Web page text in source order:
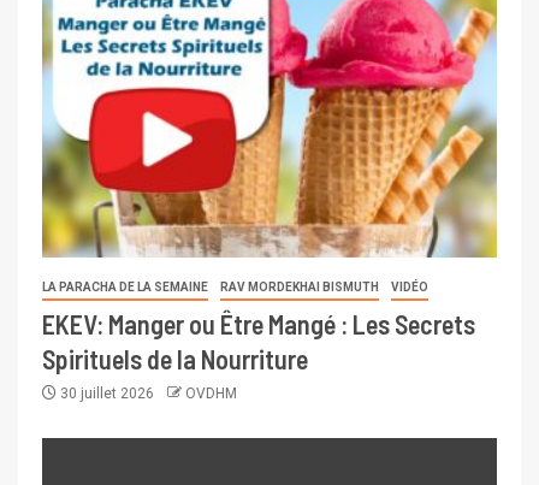
LA PARACHA DE LA SEMAINE RAV MORDEKHAI BISMUTH VIDÉO
EKEV: Manger ou Être Mangé : Les Secrets
Spirituels de la Nourriture
30 juillet 2026 OVDHM